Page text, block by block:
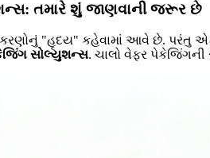
તમારે શું જાણવાની જરૂર છે
"હૃદય" કહેવામાં આવે છે. પરંતુ
સોલ્યુશન્સ. ચાલો વેફર